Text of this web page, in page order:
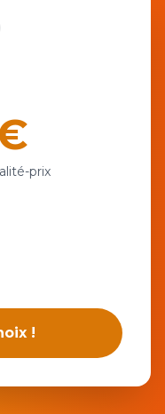
prix
!